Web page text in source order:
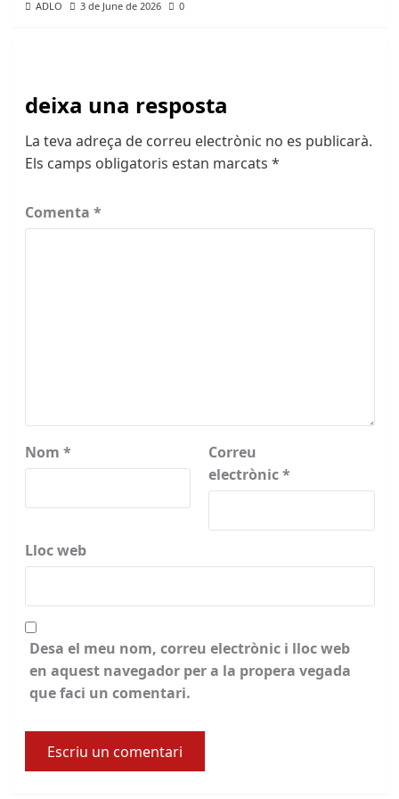
ADLO 3 de June de 2026 0
deixa una resposta
La teva adreça de correu electrònic no es publicarà.
Els camps obligatoris estan marcats *
Comenta *
Nom *
Correu
electrònic*
Lloc web
Desa el meu nom, correu electrònic i lloc web
en aquest navegador per a la propera vegada
que faci un comentari.